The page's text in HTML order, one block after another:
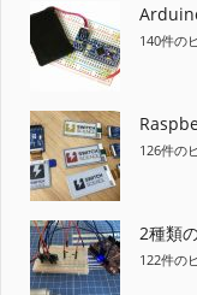
140件の
126件の
2種類
122件の